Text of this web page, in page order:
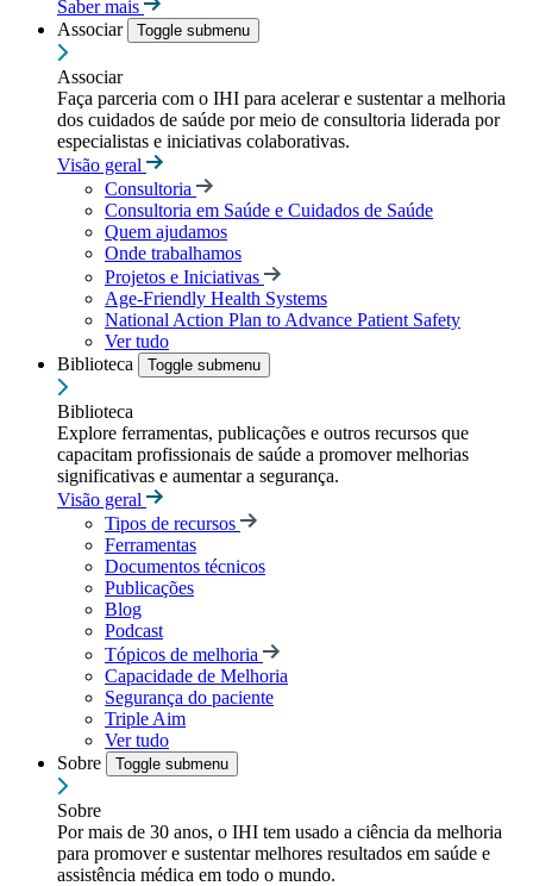
Saber mais
Associar
Toggle submenu
Associar
Faça parceria com o IHI para acelerar e sustentar a melhoria
dos cuidados de saúde por meio de consultoria liderada por
especialistas e iniciativas colaborativas.
Visão geral
Consultoria
Consultoria em Saúde e Cuidados de Saúde
Quem ajudamos
Onde trabalhamos
Projetos e Iniciativas
Age-Friendly Health Systems
National Action Plan to Advance Patient Safety
Ver tudo
Biblioteca
Toggle submenu
Biblioteca
Explore ferramentas, publicações e outros recursos que
capacitam profissionais de saúde a promover melhorias
significativas e aumentar a segurança.
Visão geral
Tipos de recursos
Ferramentas
Documentos técnicos
Publicações
Blog
Podcast
Tópicos de melhoria
Capacidade de Melhoria
Segurança do paciente
Triple Aim
Ver tudo
Sobre
Toggle submenu
Sobre
Por mais de 30 anos, o IHI tem usado a ciência da melhoria
para promover e sustentar melhores resultados em saúde e
assistência médica em todo o mundo.